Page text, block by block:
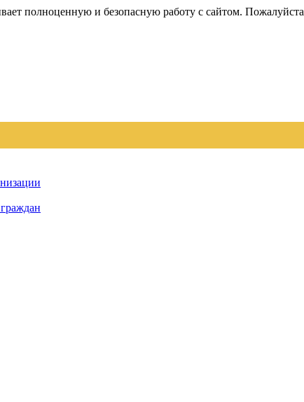
полноценную и безопасную работу с сайтом. Пожалуйста